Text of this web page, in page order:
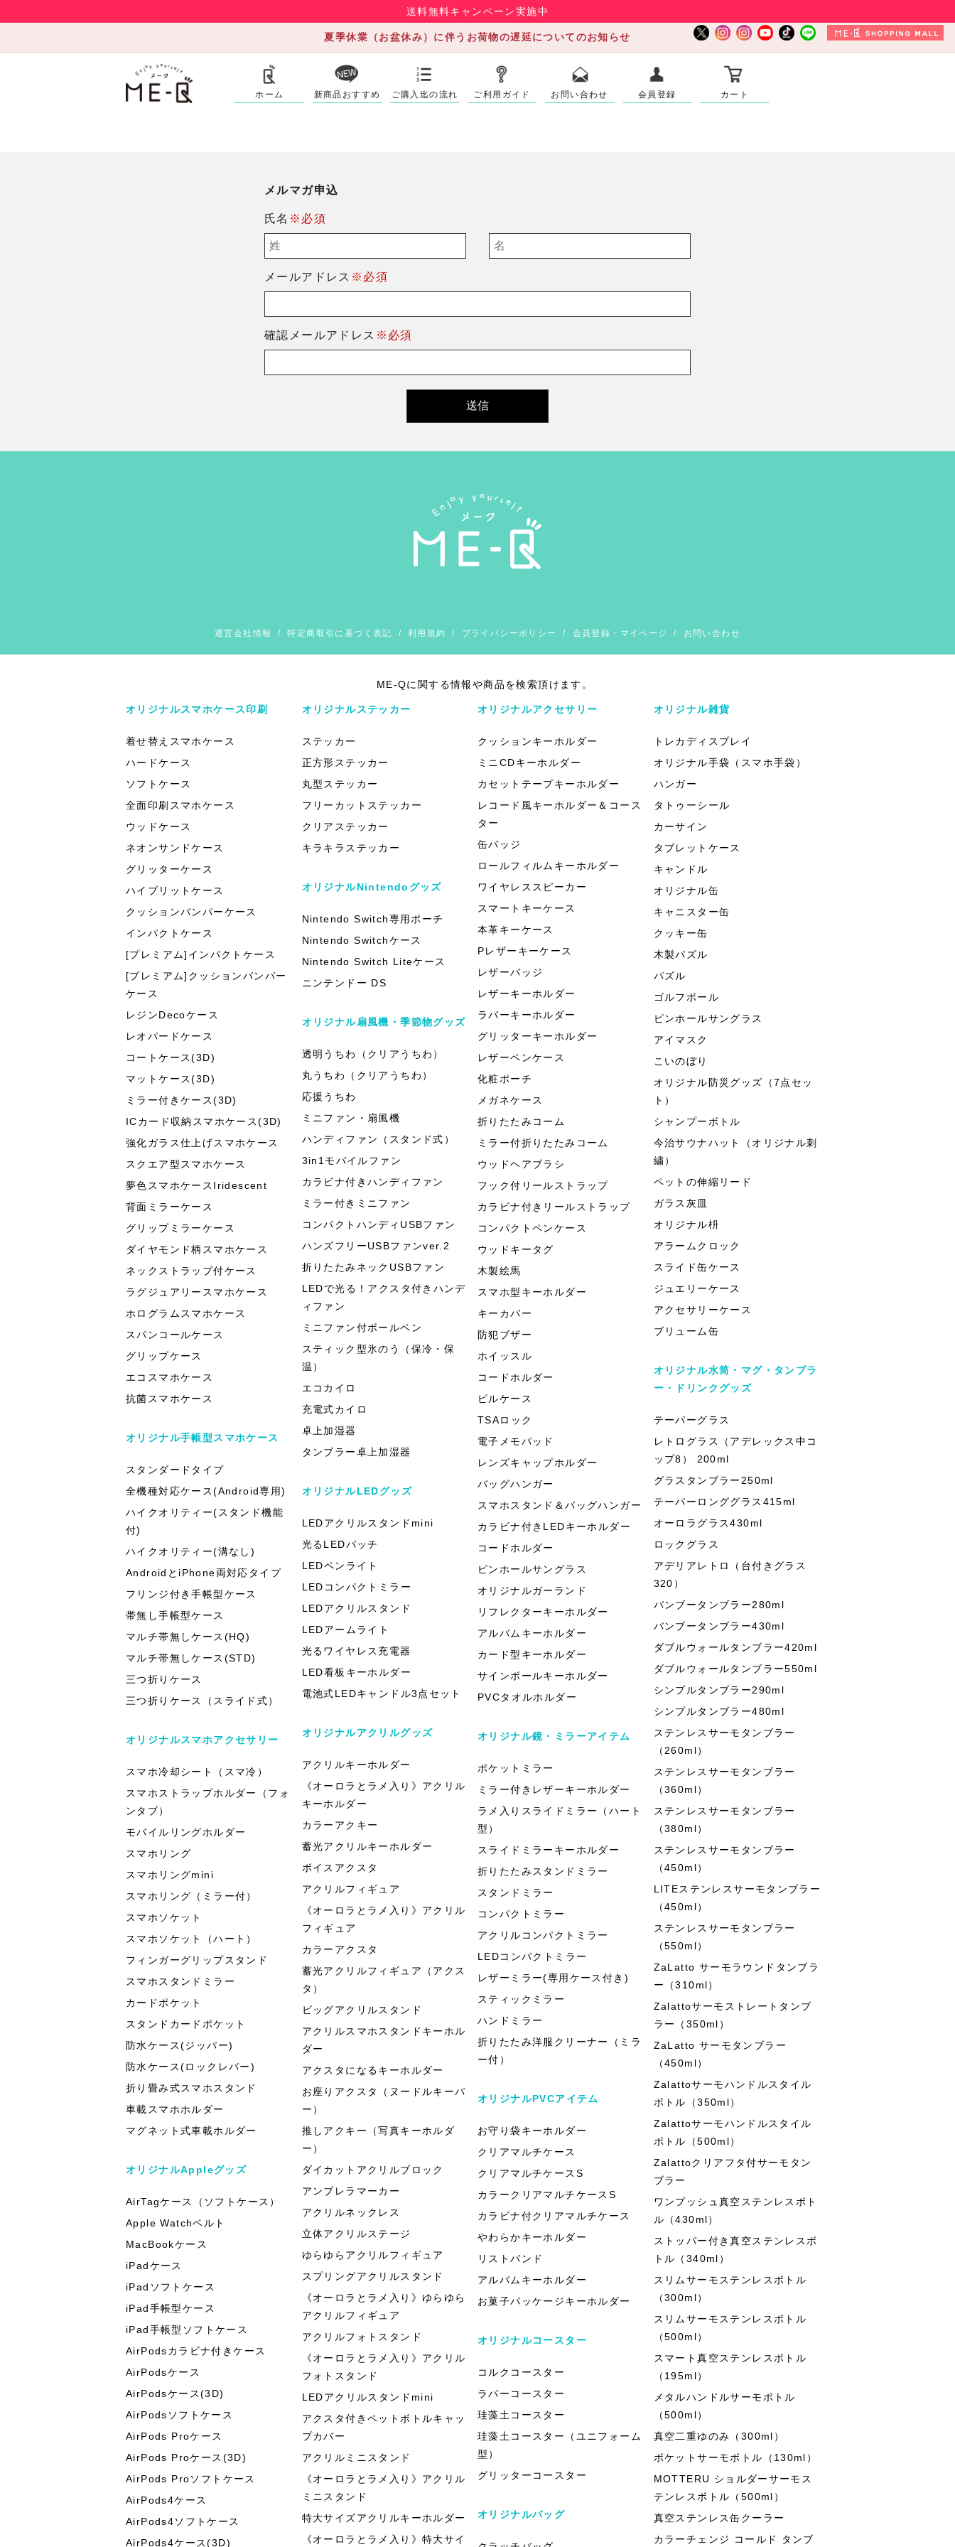
送料無料キャンペーン実施中
夏季休業（お盆休み）に伴うお荷物の遅延についてのお知らせ
ホーム 新商品おすすめ ご購入迄の流れ ご利用ガイド お問い合わせ 会員登録 カート
メルマガ申込
氏名 ※必須
メールアドレス ※必須
確認メールアドレス ※必須
運営会社情報 /特定商取引に基づく表記 / 利用規約 / プライバシーポリシー / 会員登録・マイページ / お問い合わせ
ME-Qに関する情報や商品を検索頂けます。
オリジナルスマホケース印刷
着せ替えスマホケース
ハードケース
ソフトケース
全面印刷スマホケース
ウッドケース
ネオンサンドケース
グリッターケース
ハイブリットケース
クッションバンパーケース
インパクトケース
[プレミアム]インパクトケース
[プレミアム]クッションバンパー
ケース
レジンDecoケース
レオパードケース
コートケース(3D)
マットケース(3D)
ミラー付きケース(3D)
ICカード収納スマホケース(3D)
強化ガラス仕上げスマホケース
スクエア型スマホケース
夢色スマホケースIridescent
背面ミラーケース
グリップミラーケース
ダイヤモンド柄スマホケース
ネックストラップ付ケース
ラグジュアリースマホケース
ホログラムスマホケース
スパンコールケース
グリップケース
エコスマホケース
抗菌スマホケース
オリジナル手帳型スマホケース
スタンダードタイプ
全機種対応ケース(Android専用)
ハイクオリティー(スタンド機能
付)
ハイクオリティー(溝なし)
AndroidとiPhone両対応タイプ
フリンジ付き手帳型ケース
帯無し手帳型ケース
マルチ帯無しケース(HQ)
マルチ帯無しケース(STD)
三つ折りケース
三つ折りケース（スライド式）
オリジナルスマホアクセサリー
スマホ冷却シート（スマ冷）
スマホストラップホルダー（フォ
ンタブ）
モバイルリングホルダー
スマホリング
スマホリングmini
スマホリング（ミラー付）
スマホソケット
スマホソケット（ハート）
フィンガーグリップスタンド
スマホスタンドミラー
カードポケット
スタンドカードポケット
防水ケース(ジッパー)
防水ケース(ロックレバー)
折り畳み式スマホスタンド
車載スマホホルダー
マグネット式車載ホルダー
オリジナルAppleグッズ
AirTagケース（ソフトケース）
Apple Watchベルト
MacBookケース
iPadケース
iPadソフトケース
iPad手帳型ケース
iPad手帳型ソフトケース
AirPodsカラビナ付きケース
AirPodsケース
AirPodsケース(3D)
AirPodsソフトケース
AirPods Proケース
AirPods Proケース(3D)
AirPods Proソフトケース
AirPods4ケース
AirPods4ソフトケース
AirPods4ケース(3D)
オリジナルステッカー
ステッカー
正方形ステッカー
丸型ステッカー
フリーカットステッカー
クリアステッカー
キラキラステッカー
オリジナルNintendoグッズ
Nintendo Switch専用ポーチ
Nintendo Switchケース
Nintendo Switch Liteケース
ニンテンドー DS
オリジナル扇風機・季節物グッズ
透明うちわ（クリアうちわ）
丸うちわ（クリアうちわ）
応援うちわ
ミニファン・扇風機
ハンディファン（スタンド式）
3in1モバイルファン
カラビナ付きハンディファン
ミラー付きミニファン
コンパクトハンディUSBファン
ハンズフリーUSBファンver.2
折りたたみネックUSBファン
LEDで光る！アクスタ付きハンデ
ィファン
ミニファン付ボールペン
スティック型氷のう（保冷・保
温）
エコカイロ
充電式カイロ
卓上加湿器
タンブラー卓上加湿器
オリジナルLEDグッズ
LEDアクリルスタンドmini
光るLEDバッチ
LEDペンライト
LEDコンパクトミラー
LEDアクリルスタンド
LEDアームライト
光るワイヤレス充電器
LED看板キーホルダー
電池式LEDキャンドル3点セット
オリジナルアクリルグッズ
アクリルキーホルダー
《オーロラとラメ入り》アクリル
キーホルダー
カラーアクキー
蓄光アクリルキーホルダー
ボイスアクスタ
アクリルフィギュア
《オーロラとラメ入り》アクリル
フィギュア
カラーアクスタ
蓄光アクリルフィギュア（アクス
タ）
ビッグアクリルスタンド
アクリルスマホスタンドキーホル
ダー
アクスタになるキーホルダー
お座りアクスタ（ヌードルキーパ
ー）
推しアクキー（写真キーホルダ
ー）
ダイカットアクリルブロック
アンブレラマーカー
アクリルネックレス
立体アクリルステージ
ゆらゆらアクリルフィギュア
スプリングアクリルスタンド
《オーロラとラメ入り》ゆらゆら
アクリルフィギュア
アクリルフォトスタンド
《オーロラとラメ入り》アクリル
フォトスタンド
LEDアクリルスタンドmini
アクスタ付きペットボトルキャッ
プカバー
アクリルミニスタンド
《オーロラとラメ入り》アクリル
ミニスタンド
特大サイズアクリルキーホルダー
《オーロラとラメ入り》特大サイ
オリジナルアクセサリー
クッションキーホルダー
ミニCDキーホルダー
カセットテープキーホルダー
レコード風キーホルダー＆コース
ター
缶バッジ
ロールフィルムキーホルダー
ワイヤレススピーカー
スマートキーケース
本革キーケース
Pレザーキーケース
レザーバッジ
レザーキーホルダー
ラバーキーホルダー
グリッターキーホルダー
レザーペンケース
化粧ポーチ
メガネケース
折りたたみコーム
ミラー付折りたたみコーム
ウッドヘアブラシ
フック付リールストラップ
カラビナ付きリールストラップ
コンパクトペンケース
ウッドキータグ
木製絵馬
スマホ型キーホルダー
キーカバー
防犯ブザー
ホイッスル
コードホルダー
ピルケース
TSAロック
電子メモパッド
レンズキャップホルダー
バッグハンガー
スマホスタンド＆バッグハンガー
カラビナ付きLEDキーホルダー
コードホルダー
ピンホールサングラス
オリジナルガーランド
リフレクターキーホルダー
アルバムキーホルダー
カード型キーホルダー
サインボールキーホルダー
PVCタオルホルダー
オリジナル鏡・ミラーアイテム
ポケットミラー
ミラー付きレザーキーホルダー
ラメ入りスライドミラー（ハート
型）
スライドミラーキーホルダー
折りたたみスタンドミラー
スタンドミラー
コンパクトミラー
アクリルコンパクトミラー
LEDコンパクトミラー
レザーミラー(専用ケース付き)
スティックミラー
ハンドミラー
折りたたみ洋服クリーナー（ミラ
ー付）
オリジナルPVCアイテム
お守り袋キーホルダー
クリアマルチケース
クリアマルチケースS
カラークリアマルチケースS
カラビナ付クリアマルチケース
やわらかキーホルダー
リストバンド
アルバムキーホルダー
お菓子パッケージキーホルダー
オリジナルコースター
コルクコースター
ラバーコースター
珪藻土コースター
珪藻土コースター（ユニフォーム
型）
グリッターコースター
オリジナルバッグ
オリジナル雑貨
トレカディスプレイ
オリジナル手袋（スマホ手袋）
ハンガー
タトゥーシール
カーサイン
タブレットケース
キャンドル
オリジナル缶
キャニスター缶
クッキー缶
木製パズル
パズル
ゴルフボール
ピンホールサングラス
アイマスク
こいのぼり
オリジナル防災グッズ（7点セッ
ト）
シャンプーボトル
今治サウナハット（オリジナル刺
繍）
ペットの伸縮リード
ガラス灰皿
オリジナル枡
アラームクロック
スライド缶ケース
ジュエリーケース
アクセサリーケース
ブリューム缶
オリジナル水筒・マグ・タンブラ
ー・ドリンクグッズ
テーパーグラス
レトログラス（アデレックス中コ
ップ8） 200ml
グラスタンブラー250ml
テーパーロンググラス415ml
オーロラグラス430ml
ロックグラス
アデリアレトロ（台付きグラス
320）
バンブータンブラー280ml
バンブータンブラー430ml
ダブルウォールタンブラー420ml
ダブルウォールタンブラー550ml
シンプルタンブラー290ml
シンプルタンブラー480ml
ステンレスサーモタンブラー
（260ml）
ステンレスサーモタンブラー
（360ml）
ステンレスサーモタンブラー
（380ml）
ステンレスサーモタンブラー
（450ml）
LITEステンレスサーモタンブラー
（450ml）
ステンレスサーモタンブラー
（550ml）
ZaLatto サーモラウンドタンブラ
ー（310ml）
Zalattoサーモストレートタンブ
ラー（350ml）
ZaLatto サーモタンブラー
（450ml）
Zalattoサーモハンドルスタイル
ボトル（350ml）
Zalattoサーモハンドルスタイル
ボトル（500ml）
Zalattoクリアフタ付サーモタン
ブラー
ワンプッシュ真空ステンレスボト
ル（430ml）
ストッパー付き真空ステンレスボ
トル（340ml）
スリムサーモステンレスボトル
（300ml）
スリムサーモステンレスボトル
（500ml）
スマート真空ステンレスボトル
（195ml）
メタルハンドルサーモボトル
（500ml）
真空二重ゆのみ（300ml）
ポケットサーモボトル（130ml）
MOTTERU ショルダーサーモス
テンレスボトル（500ml）
真空ステンレス缶クーラー
カラーチェンジ コールド タンブ